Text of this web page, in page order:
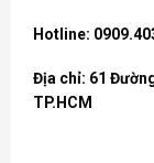
Hotline:
Địa chỉ: 61
TP.HCM